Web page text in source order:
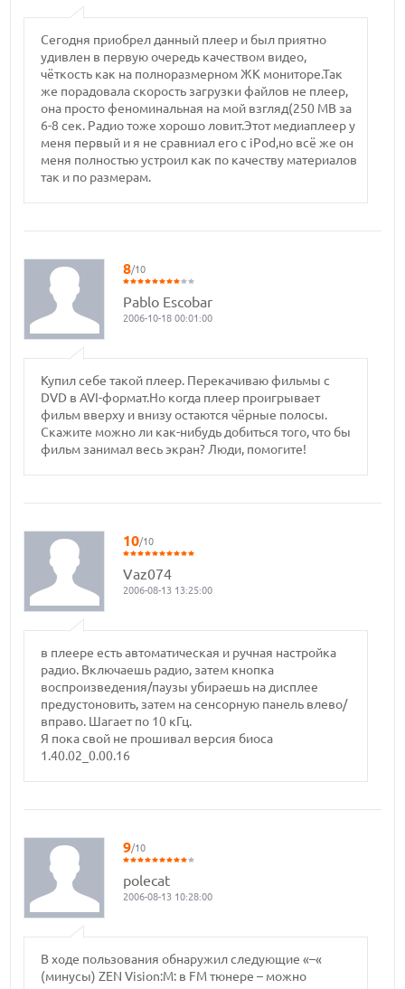
Сегодня приобрел данный плеер и был приятно
удивлен в первую очередь качеством видео,
чёткость как на полноразмерном ЖК мониторе.Так
же порадовала скорость загрузки файлов не плеер,
она просто феноминальная на мой взгляд(250 МВ за
6-8 сек. Радио тоже хорошо ловит.Этот медиаплеер у
меня первый и я не сравниал его с iPod,но всё же он
меня полностью устроил как по качеству материалов
так и по размерам.
8/10
Pablo Escobar
2006-10-18 00:01:00
Купил себе такой плеер. Перекачиваю фильмы с
DVD в AVI-формат.Но когда плеер проигрывает
фильм вверху и внизу остаются чёрные полосы.
Скажите можно ли как-нибудь добиться того, что бы
фильм занимал весь экран? Люди, помогите!
10/10
Vaz074
2006-08-13 13:25:00
в плеере есть автоматическая и ручная настройка
радио. Включаешь радио, затем кнопка
воспроизведения/паузы убираешь на дисплее
предустоновить, затем на сенсорную панель влево/
вправо. Шагает по 10 кГц.
Я пока свой не прошивал версия биоса
1.40.02_0.00.16
9/10
polecat
2006-08-13 10:28:00
В ходе пользования обнаружил следующие «–«
(минусы) ZEN Vision:M: в FM тюнере – можно